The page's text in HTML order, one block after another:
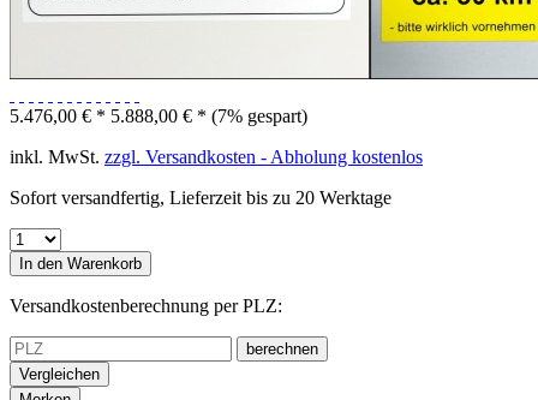
5.476,00 € * 5.888,00 € * (7% gespart)
inkl. MwSt. zzgl. Versandkosten - Abholung kostenlos
Sofort versandfertig, Lieferzeit bis zu 20 Werktage
In den Warenkorb
Versandkostenberechnung per PLZ:
berechnen
Vergleichen